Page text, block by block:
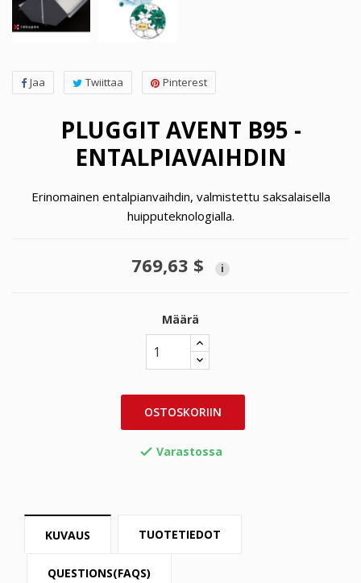
Jaa Twiittaa Pinterest
PLUGGIT AVENT B95 -
ENTALPIAVAIHDIN
Erinomainen entalpianvaihdin, valmistettu saksalaisella
huipputeknologialla.
769,63 $ i
Määrä
OSTOSKORIIN
 Varastossa
KUVAUS TUOTETIEDOT
QUESTIONS(FAQS)